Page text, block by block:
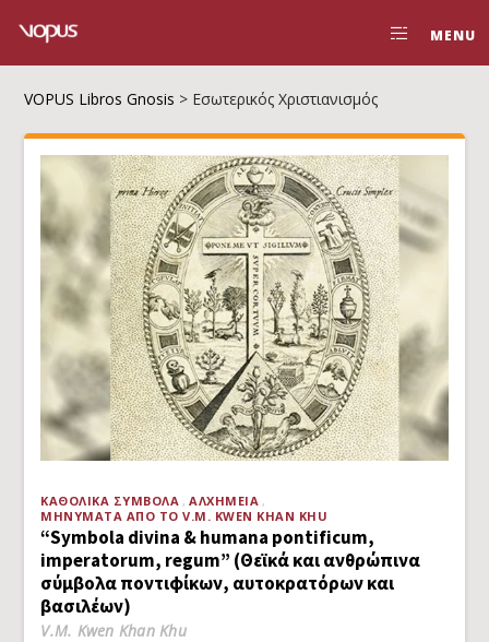
MENU
VOPUS Libros Gnosis > Εσωτερικός Χριστιανισμός
ΚΑΘΟΛΙΚΆ ΣΎΜΒΟΛΑ
ΑΛΧΗΜΕΊΑ
ΜΗΝΎΜΑΤΑ ΑΠΌ ΤΟ V.M. KWEN KHAN KHU
“Symbola divina & humana pontificum,
imperatorum, regum” (Θεϊκά και ανθρώπινα
σύμβολα ποντιφίκων, αυτοκρατόρων και
βασιλέων)
V.M. Kwen Khan Khu